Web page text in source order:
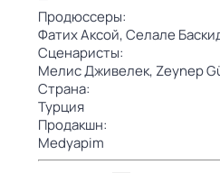
Продюссеры:
Фатих Аксой,Селале
Сценаристы:
Мелис Дживелек, Zeynep
Страна:
Турция
Продакшн:
Medyapim